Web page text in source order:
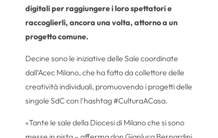
digitali per raggiungere i loro spettatori e
raccoglierli, ancora una volta, attorno a un
progetto comune.
Decine sono le iniziative delle Sale coordinate
dall’Acec Milano, che ha fatto da collettore delle
creatività individuali, promuovendo i progetti delle
singole SdC con l’hashtag #CulturaACasa.
«Tante le sale della Diocesi di Milano che si sono